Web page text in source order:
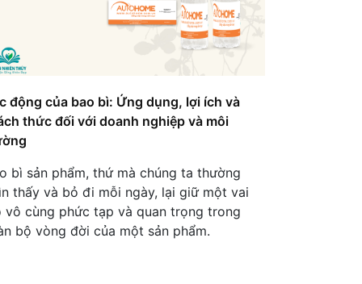
Công Ty Sen An – Câu
Chuyện Thành Công Với
Dịch Vụ Gia Công Nước
Tại Sao PG-P4G
GreenPeace Sử Dụng Nước
Case Study Yulily:
Marketing Thành Công Với
Nước Đóng Chai Có Logo
Riêng
động của bao bì: Ứng dụng, lợi ích và
thức đối với doanh nghiệp và môi
bì sản phẩm, thứ mà chúng ta thường
thấy và bỏ đi mỗi ngày, lại giữ một vai
vô cùng phức tạp và quan trọng trong
bộ vòng đời của một sản phẩm.